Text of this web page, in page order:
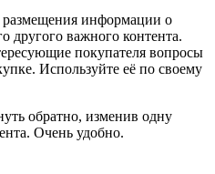
размещения информации о
другого важного контента.
покупателя вопросы
Используйте её по своему
обратно, изменив одну
Очень удобно.